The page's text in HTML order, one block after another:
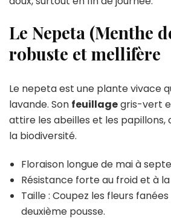
Le Nepeta (Menthe
robuste et mellifère
Le nepeta est une plante vivace
lavande. Son feuillagegris-vert
attire les abeilles et les papillons,
la biodiversité.
Floraison longue de mai à
Résistance forte au froid et à
Taille : Coupez les fleurs
deuxième pousse.